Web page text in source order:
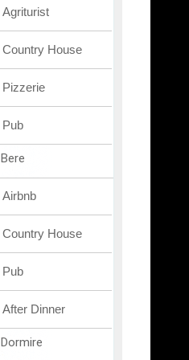
Agriturist
Country House
Pizzerie
Pub
Bere
Airbnb
Country House
Pub
After Dinner
Dormire